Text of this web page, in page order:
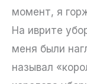
момент, я
На иврите
меня были
называл